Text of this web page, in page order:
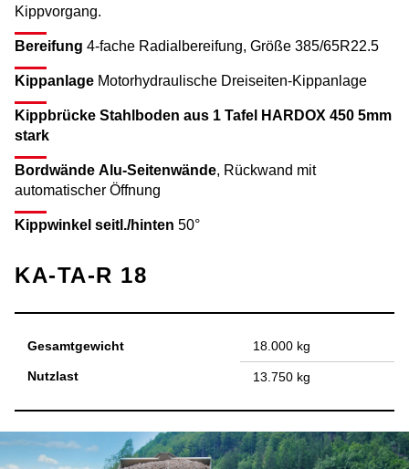
Kippvorgang.
Bereifung 4-fache Radialbereifung, Größe 385/65R22.5
Kippanlage Motorhydraulische Dreiseiten-Kippanlage
Kippbrücke Stahlboden aus 1 Tafel HARDOX 450 5mm
stark
Bordwände Alu-Seitenwände, Rückwand mit
automatischer Öffnung
Kippwinkel seitl./hinten 50°
KA-TA-R 18
Gesamtgewicht 18.000 kg
Nutzlast 13.750 kg